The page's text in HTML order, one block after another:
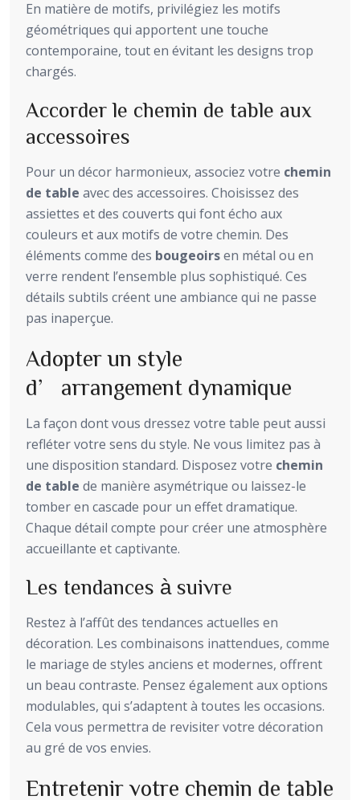
En matière de motifs, privilégiez les motifs
géométriques qui apportent une touche
contemporaine, tout en évitant les designs trop
chargés.
Accorder le chemin de table aux
accessoires
Pour un décor harmonieux, associez votre chemin
de table avec des accessoires. Choisissez des
assiettes et des couverts qui font écho aux
couleurs et aux motifs de votre chemin. Des
éléments comme des bougeoirsen métal ou en
verre rendent l’ensemble plus sophistiqué. Ces
détails subtils créent une ambiance qui ne passe
pas inaperçue.
Adopter un style
d’arrangement dynamique
La façon dont vous dressez votre table peut aussi
refléter votre sens du style. Ne vous limitez pas à
une disposition standard. Disposez votre chemin
de table de manière asymétrique ou laissez-le
tomber en cascade pour un effet dramatique.
Chaque détail compte pour créer une atmosphère
accueillante et captivante.
Les tendances à suivre
Restez à l’affût des tendances actuelles en
décoration. Les combinaisons inattendues, comme
le mariage de styles anciens et modernes, offrent
un beau contraste. Pensez également aux options
modulables, qui s’adaptent à toutes les occasions.
Cela vous permettra de revisiter votre décoration
au gré de vos envies.
Entretenir votre chemin de table